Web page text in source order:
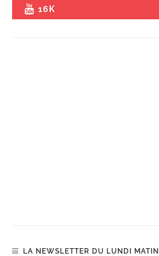
16K
LA NEWSLETTER DU LUNDI MATIN